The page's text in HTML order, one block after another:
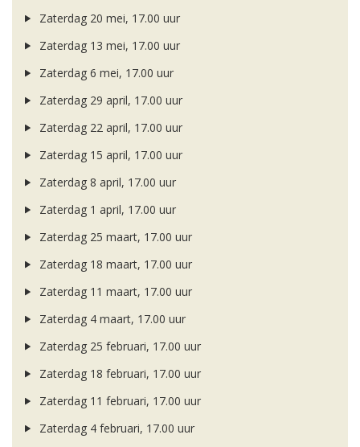
Zaterdag 20 mei, 17.00 uur
Zaterdag 13 mei, 17.00 uur
Zaterdag 6 mei, 17.00 uur
Zaterdag 29 april, 17.00 uur
Zaterdag 22 april, 17.00 uur
Zaterdag 15 april, 17.00 uur
Zaterdag 8 april, 17.00 uur
Zaterdag 1 april, 17.00 uur
Zaterdag 25 maart, 17.00 uur
Zaterdag 18 maart, 17.00 uur
Zaterdag 11 maart, 17.00 uur
Zaterdag 4 maart, 17.00 uur
Zaterdag 25 februari, 17.00 uur
Zaterdag 18 februari, 17.00 uur
Zaterdag 11 februari, 17.00 uur
Zaterdag 4 februari, 17.00 uur